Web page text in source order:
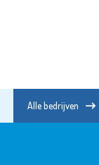
Alle bedrijven